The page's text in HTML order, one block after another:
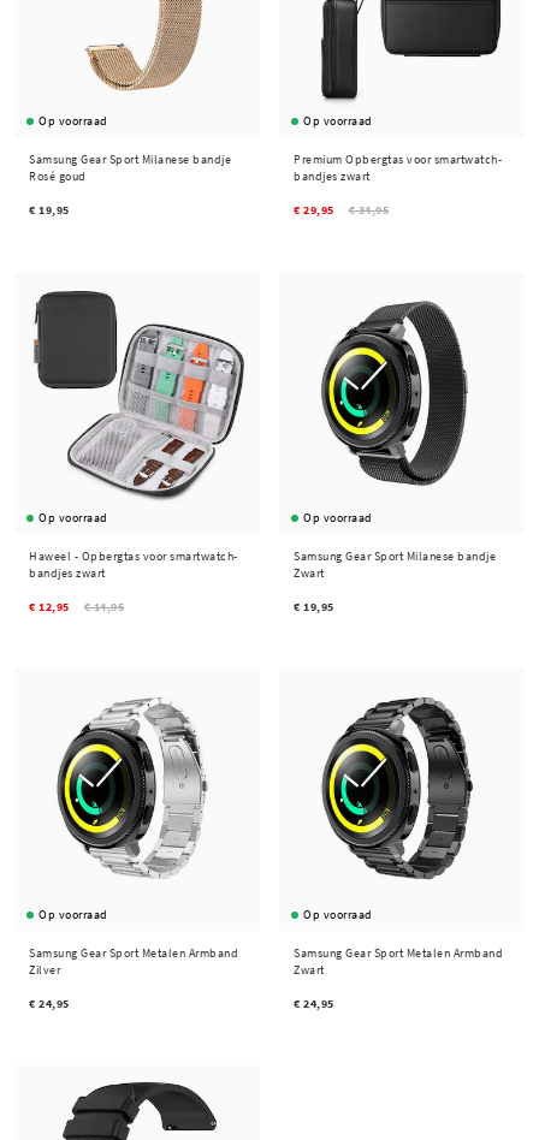
Op voorraad
Samsung Gear Sport Milanese bandje
Rosé goud
€ 19,95
Op voorraad
Premium Opbergtas voor smartwatch-
bandjes zwart
€ 29,95 € 34,95
Op voorraad
Haweel - Opbergtas voor smartwatch-
bandjes zwart
€ 12,95 € 14,95
Op voorraad
Samsung Gear Sport Milanese bandje
Zwart
€ 19,95
Op voorraad
Samsung Gear Sport Metalen Armband
Zilver
€ 24,95
Op voorraad
Samsung Gear Sport Metalen Armband
Zwart
€ 24,95